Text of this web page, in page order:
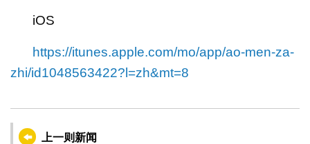
iOS
https://itunes.apple.com/mo/app/ao-men-za-
zhi/id1048563422?l=zh&mt=8
上一则新闻